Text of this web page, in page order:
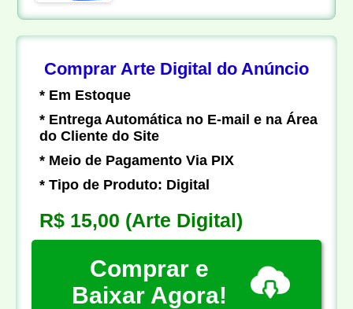
Comprar Arte Digital do Anúncio
* Em Estoque
* Entrega Automática no E-mail e na Área
do Cliente do Site
* Meio de Pagamento Via PIX
* Tipo de Produto: Digital
R$ 15,00 (Arte Digital)
Comprar e
Baixar Agora!